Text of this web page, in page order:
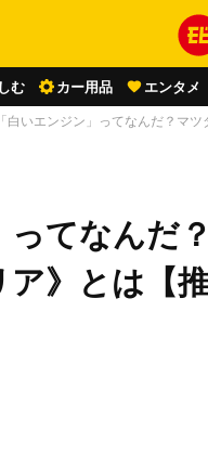
む カー用品 エンタメ
白いエンジン」ってなんだ？マツ
てなんだ
》とは【推